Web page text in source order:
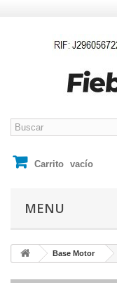
Carrito vacío
MENU
Base Motor